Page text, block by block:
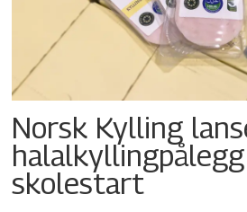
Norsk Kylling
skolestart